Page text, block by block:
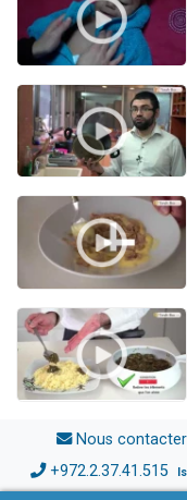
Nous contacter
+972.2.37.41.515